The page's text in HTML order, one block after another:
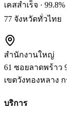
เคสสำเร็จ ·
77 จังหวัดทั่วไทย
สำนักงานใหญ่
61 ซอยลาดพร้าว
เขตวังทองหลาง
บริการ